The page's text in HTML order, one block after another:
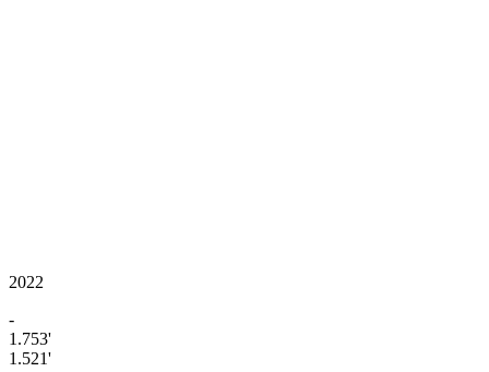
2022
-
1.753'
1.521'